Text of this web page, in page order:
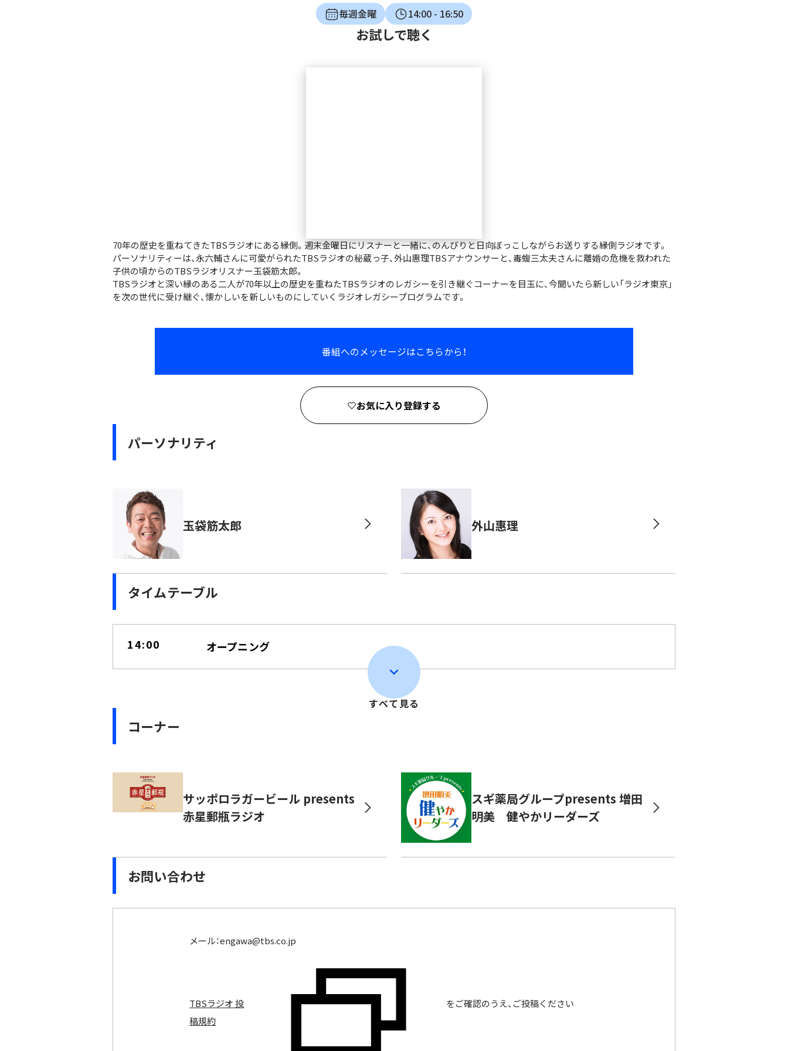
毎週金曜 14:00 - 16:50
お試しで聴く
70年の歴史を重ねてきたTBSラジオにある縁側。週末金曜日にリスナーと一緒に、のんびりと日向ぼっこしながらお送りする縁側ラジオです。
パーソナリティーは、永六輔さんに可愛がられたTBSラジオの秘蔵っ子、外山惠理TBSアナウンサーと、毒蝮三太夫さんに離婚の危機を救われた
子供の頃からのTBSラジオリスナー玉袋筋太郎。
TBSラジオと深い縁のある二人が70年以上の歴史を重ねたTBSラジオのレガシーを引き継ぐコーナーを目玉に、今聞いたら新しい「ラジオ東京」
を次の世代に受け継ぐ、懐かしいを新しいものにしていくラジオレガシープログラムです。
番組へのメッセージはこちらから！
お気に入り登録する
パーソナリティ
玉袋筋太郎 外山惠理
タイムテーブル
14:00 オープニング
すべて見る
コーナー
サッポロラガービール presents
赤星郵瓶ラジオ
スギ薬局グループpresents 増田
明美 健やかリーダーズ
お問い合わせ
メール：engawa@tbs.co.jp
TBSラジオ 投
稿規約
をご確認のうえ、ご投稿ください